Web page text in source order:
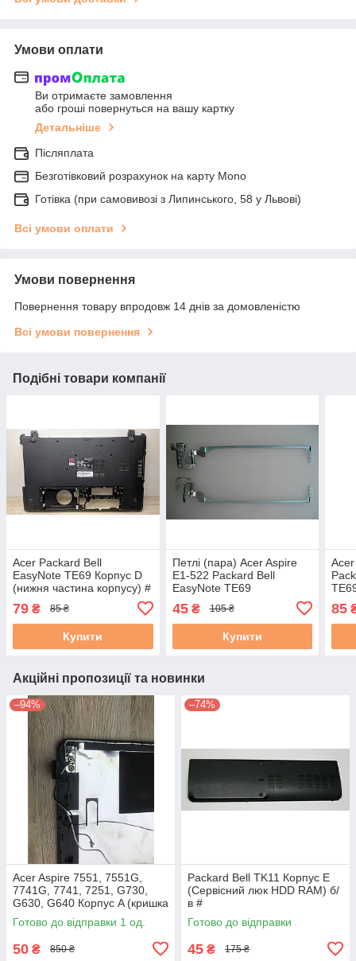
Умови оплати
Ви отримаєте замовлення
або гроші повернуться на вашу картку
Детальніше
Післяплата
Безготівковий розрахунок на карту Mono
Готівка (при самовивозі з Липинського, 58 у Львові)
Всі умови оплати
Умови повернення
Повернення товару впродовж 14 днів за домовленістю
Всі умови повернення
Подібні товари компанії
Acer Packard Bell
EasyNote TE69 Корпус D
(нижня частина корпусу) #
79 ₴ 85 ₴
Купити
Петлі (пара) Acer Aspire
E1-522 Packard Bell
EasyNote TE69
34.4YU04.001) б/в
45₴ 105 ₴
Купити
85
Акційні пропозиції та новинки
–94%
Acer Aspire 7551, 7551G,
7741G, 7741, 7251, G730,
G630, G640 Корпус A (кришка
матриці) бу #
Готово до відправки 1 од.
50 ₴ 850 ₴
–74%
Packard Bell TK11 Корпус E
(Сервісний люк HDD RAM) б/
в #
Готово до відправки
45 ₴ 175 ₴